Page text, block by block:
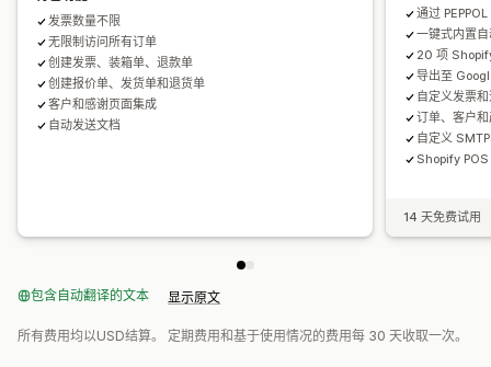
数据导出
发票数量不限
无限制访问所有订单
创建发票、装箱单、退款单
创建报价单、发货单和退货单
客户和感谢页面集成
自动发送文档
通过
一键式内置
20 项
导出至
自定义发票
订单、客户
自定义
Shopify
14 天免费试用
包含自动翻译的文本 显示原文
所有费用均以USD结算。 定期费用和基于使用情况的费用每 30 天收取一次。